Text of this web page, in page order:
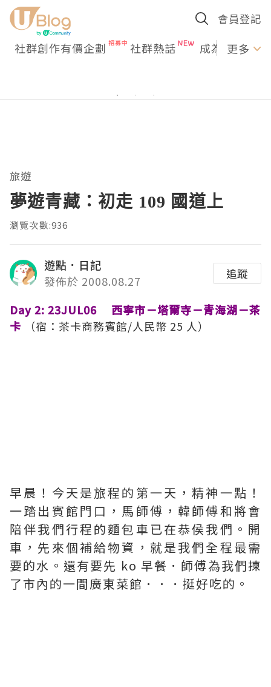
會員登記
社群創作有價企劃 社群熱話 成為U更多
旅遊
夢遊青藏：初走 109 國道上
瀏覽次數:936
遊點．日記
發佈於 2008.08.27
追蹤
Day 2: 23JUL06 西寧市－塔爾寺－青海湖－茶
卡
（宿：茶卡商務賓館/人民幣 25 人）
早晨！今天是旅程的第一天，精神一點！
一踏出賓館門口，馬師傅，韓師傅和將會
陪伴我們行程的麵包車已在恭侯我們。開
車，先來個補給物資，就是我們全程最需
要的水。還有要先 ko 早餐．師傅為我們揀
了市內的一間廣東菜館．．．挺好吃的。